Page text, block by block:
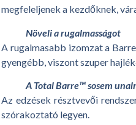
megfeleljenek a kezdőknek,
Növeli a rugalmasságot
A rugalmasabb izomzat a
gyengébb, viszont szuper
A Total Barre™ sosem
Az edzések résztvevői
szórakoztató legyen.